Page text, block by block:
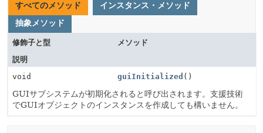
すべてのメソッド
インスタンス・メソッド
抽象メソッド
修飾子と型
メソッド
説明
void
guiInitialized ()
GUIサブシステムが初期化されると呼び出されます。支援技術
でGUIオブジェクトのインスタンスを作成しても構いません。